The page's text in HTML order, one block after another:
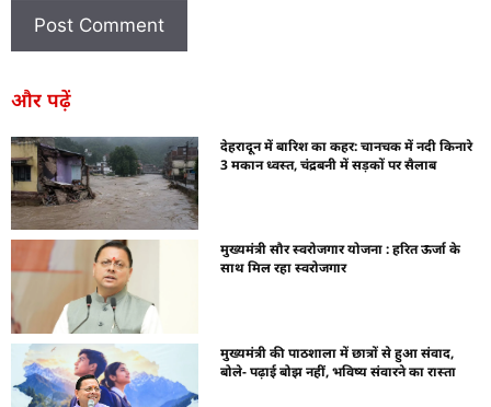
और पढ़ें
देहरादून में बारिश का कहर: चानचक में नदी किनारे
3 मकान ध्वस्त, चंद्रबनी में सड़कों पर सैलाब
मुख्यमंत्री सौर स्वरोजगार योजना : हरित ऊर्जा के
साथ मिल रहा स्वरोजगार
मुख्यमंत्री की पाठशाला में छात्रों से हुआ संवाद,
बोले- पढ़ाई बोझ नहीं, भविष्य संवारने का रास्ता